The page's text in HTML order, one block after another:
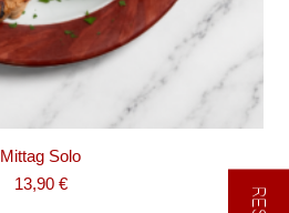
Mittag Solo
13,90 €